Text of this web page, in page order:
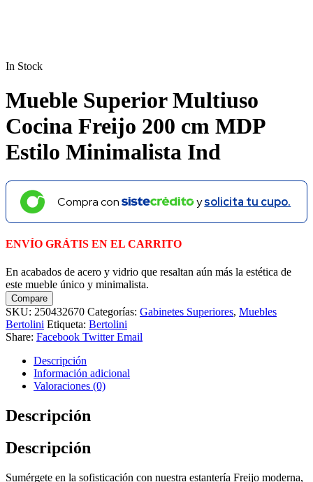
In Stock
Mueble Superior Multiuso
Cocina Freijo 200 cm MDP
Estilo Minimalista Ind
Compra con ysolicita tu cupo.
ENVÍO GRÁTIS EN EL CARRITO
En acabados de acero y vidrio que resaltan aún más la estética de
este mueble único y minimalista.
Compare
SKU: 250432670 Categorías: Gabinetes Superiores, Muebles
Bertolini Etiqueta: Bertolini
Share: Facebook Twitter Email
Descripción
Información adicional
Valoraciones (0)
Descripción
Descripción
Sumérgete en la sofisticación con nuestra estantería Freijo moderna,